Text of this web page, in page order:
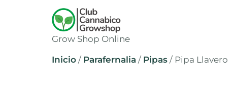
Grow Shop Online
Inicio / Parafernalia / Pipas / Pipa Llavero